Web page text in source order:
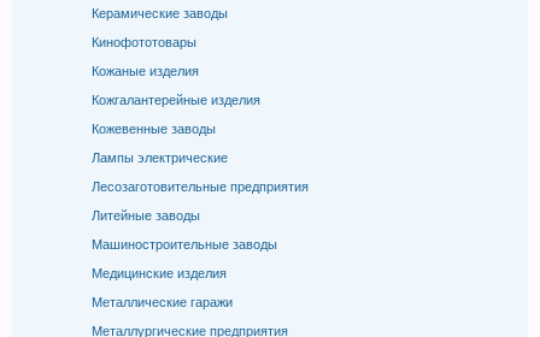
Керамические заводы
Кинофототовары
Кожаные изделия
Кожгалантерейные изделия
Кожевенные заводы
Лампы электрические
Лесозаготовительные предприятия
Литейные заводы
Машиностроительные заводы
Медицинские изделия
Металлические гаражи
Металлургические предприятия